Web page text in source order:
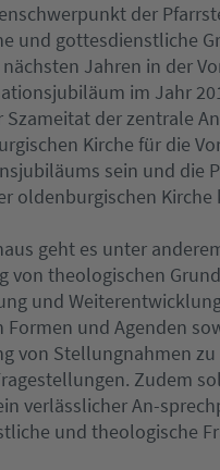
der
und gottesdienstliche
Jahren in der
im Jahr
Szameitat der zentrale
Kirche für die
sein und die
oldenburgischen Kirche
geht es unter
von theologischen
und
Formen und Agenden
von Stellungnahmen
Zudem
verlässlicher An-
und theologische